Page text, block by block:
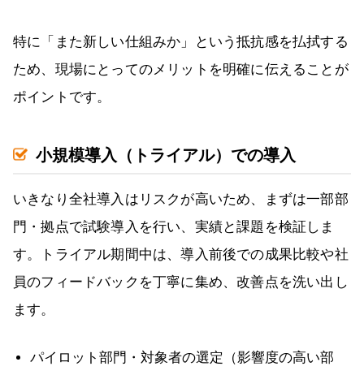
特に「また新しい仕組みか」という抵抗感を払拭する
ため、現場にとってのメリットを明確に伝えることが
ポイントです。
小規模導入（トライアル）での導入
いきなり全社導入はリスクが高いため、まずは一部部
門・拠点で試験導入を行い、実績と課題を検証しま
す。トライアル期間中は、導入前後での成果比較や社
員のフィードバックを丁寧に集め、改善点を洗い出し
ます。
パイロット部門・対象者の選定（影響度の高い部